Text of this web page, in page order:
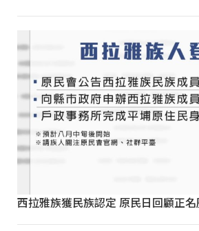
西拉雅族獲民族認定 原民日回顧正名